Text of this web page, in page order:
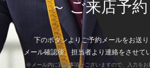
～ ご来店予約
下のボタンよりご予約メールをお送り
メール確認後、担当者より連絡をさせて
※メール内に質問事項がございますので、入力をお